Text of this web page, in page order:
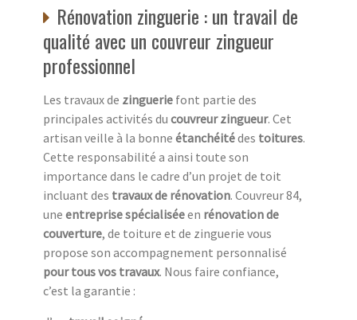
Rénovation zinguerie : un travail de
qualité avec un couvreur zingueur
professionnel
Les travaux de zinguerie font partie des
principales activités du couvreur zingueur. Cet
artisan veille à la bonne étanchéitédes toitures.
Cette responsabilité a ainsi toute son
importance dans le cadre d’un projet de toit
incluant des travaux de rénovation. Couvreur 84,
une entreprise spécialiséeen rénovation de
couverture, de toiture et de zinguerie vous
propose son accompagnement personnalisé
pour tous vos travaux. Nous faire confiance,
c’est la garantie :